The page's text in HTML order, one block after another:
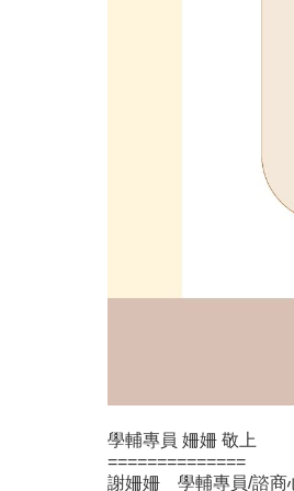
學輔專員 姍姍 敬上
==============
謝姍姍 學輔專員/諮商